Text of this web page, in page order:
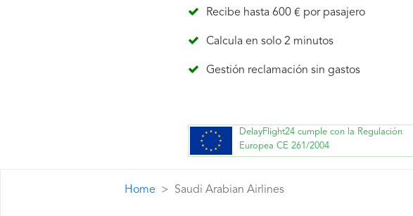
Recibe hasta 600 € por pasajero
Calcula en solo 2 minutos
Gestión reclamación sin gastos
DelayFlight24 cumple con la Regulación
Europea CE 261/2004
Home Saudi Arabian Airlines